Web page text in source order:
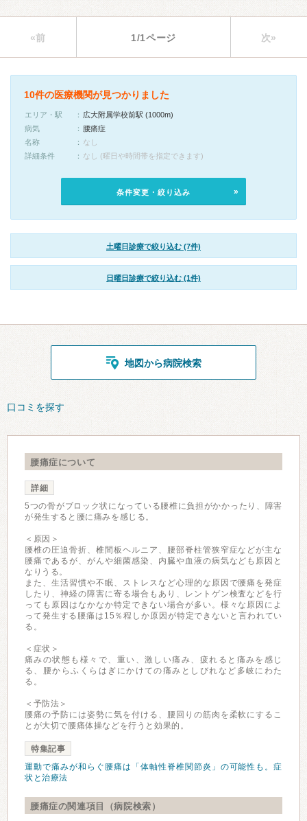
«前 1/1ページ 次»
10件の医療機関が見つかりました
エリア・駅
広大附属学校前駅 (1000m)
病気
腰痛症
名称
なし
詳細条件
なし (曜日や時間帯を指定できます)
条件変更・絞り込み
土曜日診療で絞り込む (7件)
日曜日診療で絞り込む (1件)
地図から病院検索
口コミを探す
腰痛症について
詳細
5つの骨がブロック状になっている腰椎に負担がかかったり、障害
が発生すると腰に痛みを感じる。
＜原因＞
腰椎の圧迫骨折、椎間板ヘルニア、腰部脊柱管狭窄症などが主な
腰痛であるが、がんや細菌感染、内臓や血液の病気なども原因と
なりうる。
また、生活習慣や不眠、ストレスなど心理的な原因で腰痛を発症
したり、神経の障害に寄る場合もあり、レントゲン検査などを行
っても原因はなかなか特定できない場合が多い。様々な原因によ
って発生する腰痛は15％程しか原因が特定できないと言われてい
る。
＜症状＞
痛みの状態も様々で、重い、激しい痛み、疲れると痛みを感じ
る、腰からふくらはぎにかけての痛みとしびれなど多岐にわた
る。
＜予防法＞
腰痛の予防には姿勢に気を付ける、腰回りの筋肉を柔軟にするこ
とが大切で腰痛体操などを行うと効果的。
特集記事
運動で痛みが和らぐ腰痛は「体軸性脊椎関節炎」の可能性も。症
状と治療法
腰痛症の関連項目（病院検索）